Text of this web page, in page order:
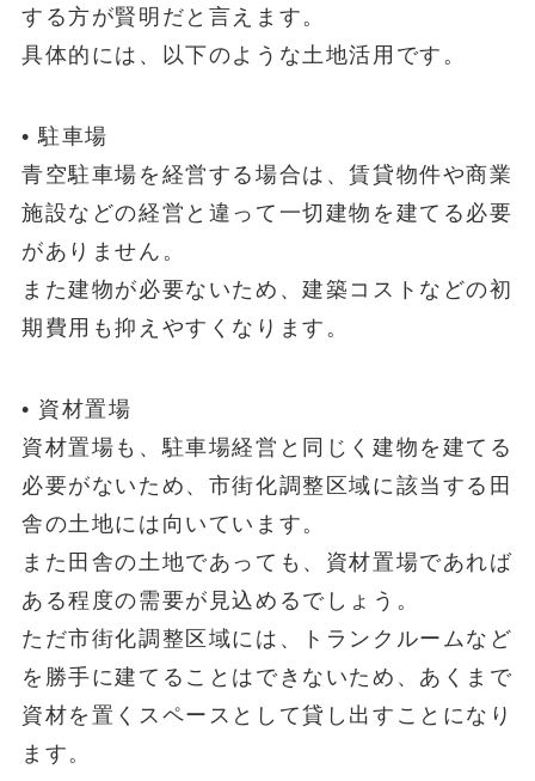
する方が賢明だと言えます。
具体的には、以下のような土地活用です。
• 駐車場
青空駐車場を経営する場合は、賃貸物件や商業
施設などの経営と違って一切建物を建てる必要
がありません。
また建物が必要ないため、建築コストなどの初
期費用も抑えやすくなります。
• 資材置場
資材置場 も、駐車場経営と同じく建物を建てる
必要がないため、市街化調整区域に該当する田
舎の土地には向いています。
また田舎の土地であっても、資材置場であれば
ある程度の需要が見込めるでしょう。
ただ市街化調整区域には、
トランクルーム など
を勝手に建てることはできないため、あくまで
資材を置くスペースとして貸し出すことになり
ます。